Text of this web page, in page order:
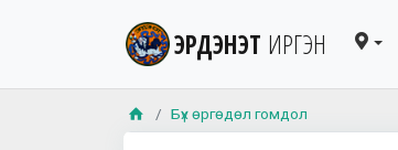
ЭРДЭНЭТ ИРГЭН
Бүх өргөдөл гомдол